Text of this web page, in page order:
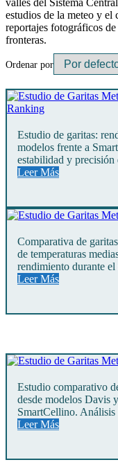
valles del Sistema
estudios de la meteo y
reportajes fotográficos
fronteras.
Ordenar por
Estudio de garitas:
modelos frente a
estabilidad y precisión
Leer Más
Comparativa de
de temperaturas
rendimiento durante
Leer Más
Estudio comparativo
desde modelos Davis
SmartCellino.
Leer Más